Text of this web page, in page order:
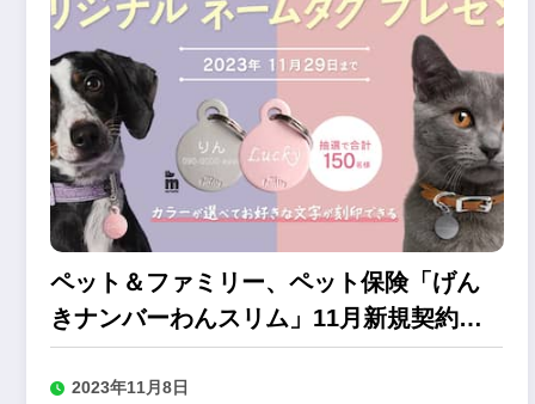
ペット＆ファミリー、ペット保険「げん
きナンバーわんスリム」11月新規契約キ
ャンペーン
2023年11月8日